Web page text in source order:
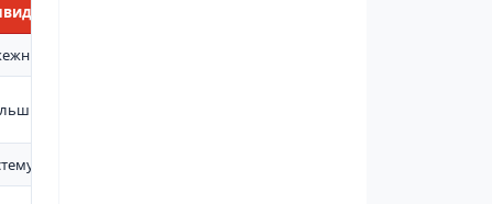
локалізувати невелике загоряння або розлив
пост разом із вогнегасниками
запас піску для технічної території
первинного пожежогасіння